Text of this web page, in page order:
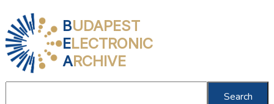
BUDAPEST
ELECTRONIC
ARCHIVE
Search